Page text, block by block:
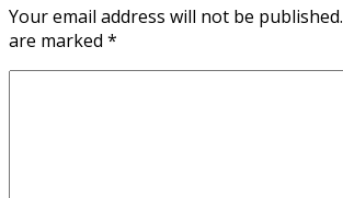
Your email address will not be published.
are marked *